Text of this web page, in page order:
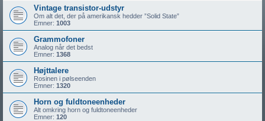
Vintage transistor-udstyr
Om alt det, der på amerikansk hedder ”Solid State”
Emner: 1003
Grammofoner
Analog når det bedst
Emner: 1368
Højttalere
Rosinen i pølseenden
Emner: 1320
Horn og fuldtoneenheder
Alt omkring horn og fuldtoneenheder
Emner: 120